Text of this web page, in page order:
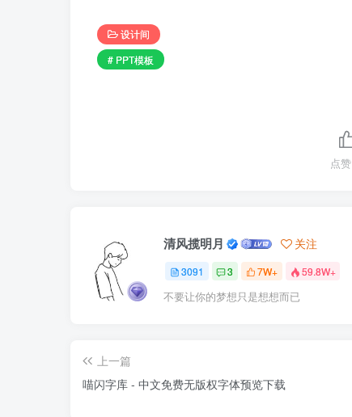
设计间
# PPT模板
点赞
清风揽明月 关注
3091 3 7W+ 59.8W+
不要让你的梦想只是想想而已
上一篇
喵闪字库 - 中文免费无版权字体预览下载